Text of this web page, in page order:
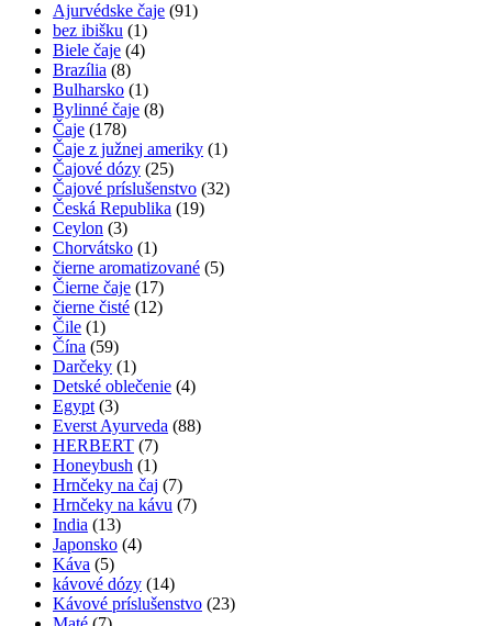
Ajurvédske čaje (91)
bez ibišku (1)
Biele čaje (4)
Brazília (8)
Bulharsko (1)
Bylinné čaje (8)
Čaje (178)
Čaje z južnej ameriky (1)
Čajové dózy (25)
Čajové príslušenstvo (32)
Česká Republika (19)
Ceylon (3)
Chorvátsko (1)
čierne aromatizované (5)
Čierne čaje (17)
čierne čisté (12)
Čile (1)
Čína (59)
Darčeky (1)
Detské oblečenie (4)
Egypt (3)
Everst Ayurveda (88)
HERBERT (7)
Honeybush (1)
Hrnčeky na čaj (7)
Hrnčeky na kávu (7)
India (13)
Japonsko (4)
Káva (5)
kávové dózy (14)
Kávové príslušenstvo (23)